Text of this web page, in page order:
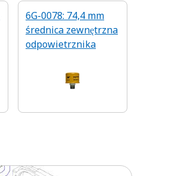
6G-0078: 74,4 mm
średnica zewnętrzna
odpowietrznika